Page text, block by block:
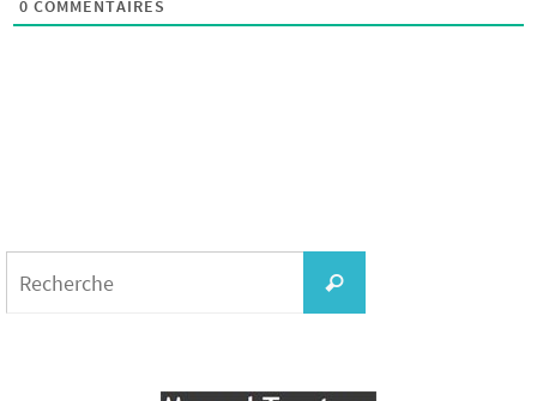
0 COMMENTAIRES
Recherche